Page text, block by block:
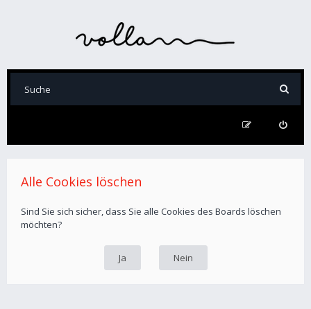
Alle Cookies löschen
Sind Sie sich sicher, dass Sie alle Cookies des Boards löschen
möchten?